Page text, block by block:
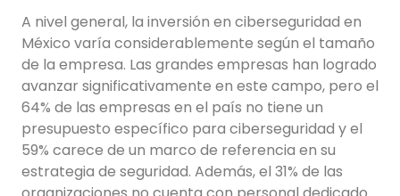
A nivel general, la inversión en ciberseguridad en
México varía considerablemente según el tamaño
de la empresa. Las grandes empresas han logrado
avanzar significativamente en este campo, pero el
64% de las empresas en el país no tiene un
presupuesto específico para ciberseguridad y el
59% carece de un marco de referencia en su
estrategia de seguridad. Además, el 31% de las